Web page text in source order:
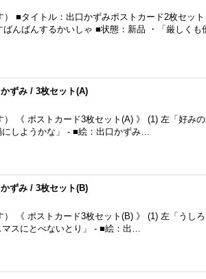
■タイトル：出口かずみポストカード2枚セッ
んばんするかいしゃ ■状態：新品 ・「厳しくも
ずみ / 3枚セット(A)
《 ポストカード3枚セット(A) 》 (1) 左「好み
しようかな」 - ■絵：出口かずみ…
ずみ / 3枚セット(B)
《 ポストカード3枚セット(B) 》 (1) 左「うし
スにとべないとり」 - ■絵：出…